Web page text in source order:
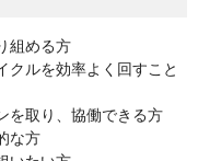
組める方
クルを効率よく回すこと
を取り、協働できる方
な方